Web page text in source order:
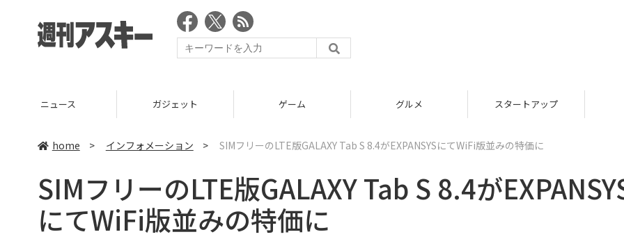
ニュース ガジェット ゲーム グルメ スタートアップ
home > インフォメーション > SIMフリーのLTE版GALAXY Tab S 8.4がEXPANSYSにてWiFi版並みの特価に
SIMフリーのLTE版GALAXY Tab S 8.4が
にてWiFi版並みの特価に